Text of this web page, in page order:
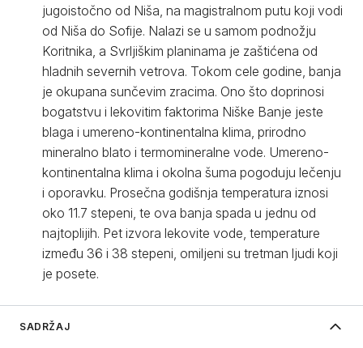
jugoistočno od Niša, na magistralnom putu koji vodi
od Niša do Sofije. Nalazi se u samom podnožju
Koritnika, a Svrljiškim planinama je zaštićena od
hladnih severnih vetrova. Tokom cele godine, banja
je okupana sunčevim zracima. Ono što doprinosi
bogatstvu i lekovitim faktorima Niške Banje jeste
blaga i umereno-kontinentalna klima, prirodno
mineralno blato i termomineralne vode. Umereno-
kontinentalna klima i okolna šuma pogoduju lečenju
i oporavku. Prosečna godišnja temperatura iznosi
oko 11.7 stepeni, te ova banja spada u jednu od
najtoplijih. Pet izvora lekovite vode, temperature
između 36 i 38 stepeni, omiljeni su tretman ljudi koji
je posete.
SADRŽAJ